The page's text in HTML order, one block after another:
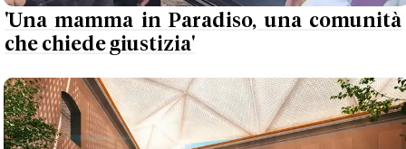
'Una mamma in Paradiso, una comunità
che chiede giustizia'